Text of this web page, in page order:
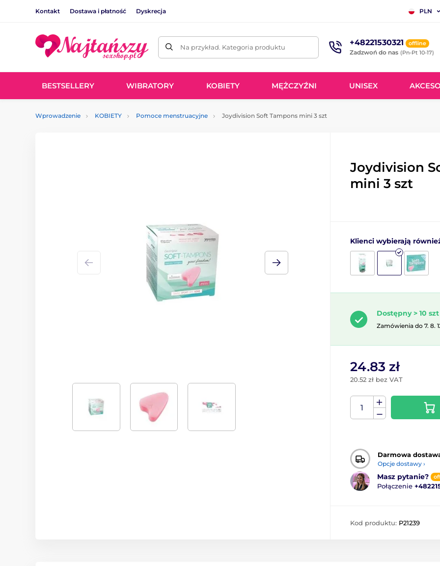
Kontakt Dostawa i płatność Dyskrecja PLN
Na przykład. Kategoria produktu +48221530321 offline
Zadzwoń do nas (Pn-Pt 10-17)
BESTSELLERY WIBRATORY KOBIETY MĘŻCZYŹNI UNISEX
Wprowadzenie KOBIETY Pomoce menstruacyjne Joydivision Soft Tampons mini 3 szt
Joydivision
mini 3 szt
Klienci wybierają
Dostępny > 10 szt
Zamówienia do 7. 8.
24.83 zł
20.52 zł bez VAT
Darmowa
Opcje dostawy ›
Masz pytanie?
Połączenie
Kod produktu: P21239